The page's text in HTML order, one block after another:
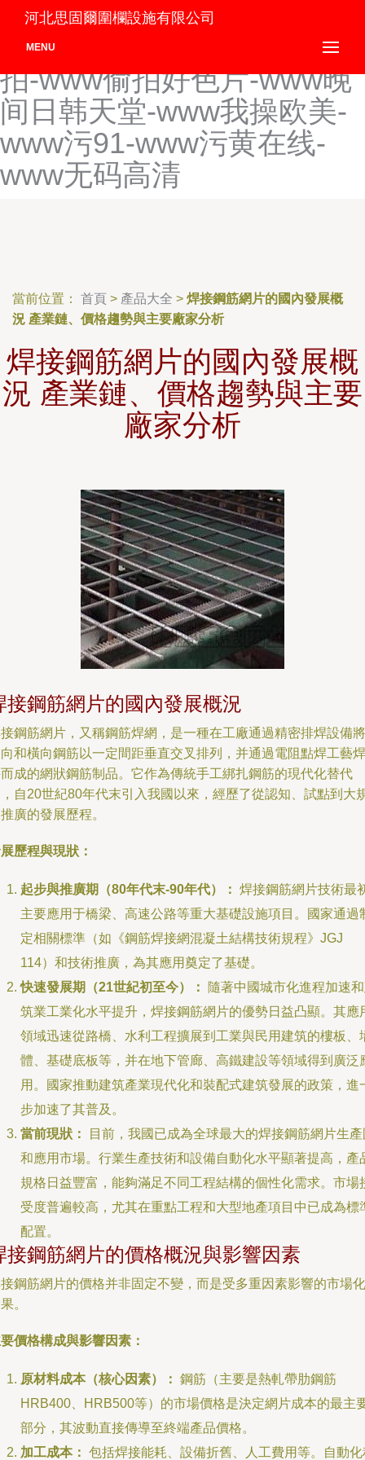
www婷婷5月天-WWW婷婷
c0m-www婷婷com-www偷
拍-www偷拍好色片-www晚
间日韩天堂-www我操欧美-
www污91-www污黄在线-
www无码高清
河北思固爾圍欄設施有限公司
MENU
當前位置： 首頁 > 產品大全 > 焊接鋼筋網片的國內發展概
況 產業鏈、價格趨勢與主要廠家分析
焊接鋼筋網片的國內發展概
況 產業鏈、價格趨勢與主要
廠家分析
接鋼筋網片的國內發展概況
鋼筋網片，又稱鋼筋焊網，是一種在工廠通過精密排焊設備將
和橫向鋼筋以一定間距垂直交叉排列，并通過電阻點焊工藝焊
成的網狀鋼筋制品。它作為傳統手工綁扎鋼筋的現代化替代
自20世紀80年代末引入我國以來，經歷了從認知、試點到大
廣的發展歷程。
歷程與現狀：
起步與推廣期（80年代末-90年代）： 焊接鋼筋網片技術最
主要應用于橋梁、高速公路等重大基礎設施項目。國家通過
定相關標準（如《鋼筋焊接網混凝土結構技術規程》JGJ
114）和技術推廣，為其應用奠定了基礎。
快速發展期（21世紀初至今）：
隨著中國城市化進程加速
筑業工業化水平提升，焊接鋼筋網片的優勢日益凸顯。其應
領域迅速從路橋、水利工程擴展到工業與民用建筑的樓板、
體、基礎底板等，并在地下管廊、高鐵建設等領域得到廣泛
用。國家推動建筑產業現代化和裝配式建筑發展的政策，進
步加速了其普及。
當前現狀：
目前，我國已成為全球最大的焊接鋼筋網片生產
和應用市場。行業生產技術和設備自動化水平顯著提高，產
規格日益豐富，能夠滿足不同工程結構的個性化需求。市場
受度普遍較高，尤其在重點工程和大型地產項目中已成為標
配置。
接鋼筋網片的價格概況與影響因素
鋼筋網片的價格并非固定不變，而是受多重因素影響的市場化
。
價格構成與影響因素：
原材料成本（核心因素）： 鋼筋（主要是熱軋帶肋鋼筋
HRB400、HRB500等）的市場價格是決定網片成本的最主
部分，其波動直接傳導至終端產品價格。
加工成本： 包括焊接能耗、設備折舊、人工費用等。自動化